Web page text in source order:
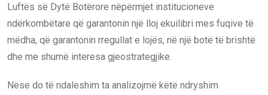
Luftës së Dytë Botërore nëpërmjet institucioneve
ndërkombëtare që garantonin një lloj ekuilibri mes fuqive të
mëdha, që garantonin rregullat e lojës, në një botë të brishtë
dhe me shumë interesa gjeostrategjike.
Nëse do të ndaleshim ta analizojmë këtë ndryshim